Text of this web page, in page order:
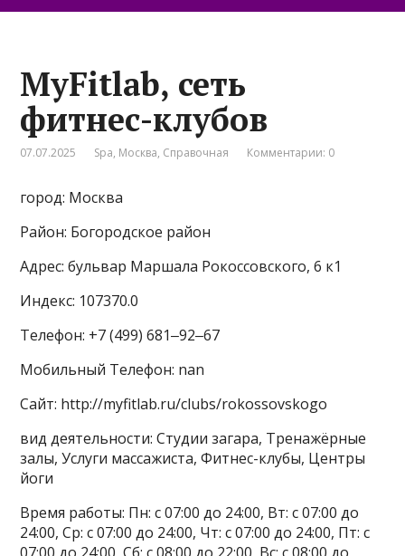
MyFitlab, сеть
фитнес-клубов
07.07.2025 Spa, Москва, Справочная Комментарии: 0
город: Москва
Район: Богородское район
Адрес: бульвар Маршала Рокоссовского, 6 к1
Индекс: 107370.0
Телефон: +7 (499) 681‒92‒67
Мобильный Телефон: nan
Сайт: http://myfitlab.ru/clubs/rokossovskogo
вид деятельности: Студии загара, Тренажёрные
залы, Услуги массажиста, Фитнес-клубы, Центры
йоги
Время работы: Пн: с 07:00 до 24:00, Вт: с 07:00 до
24:00, Ср: с 07:00 до 24:00, Чт: с 07:00 до 24:00, Пт: с